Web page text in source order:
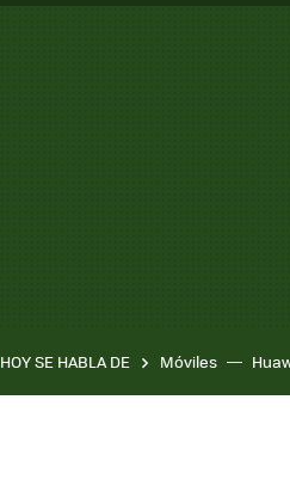
HOY SE HABLA DE Móviles